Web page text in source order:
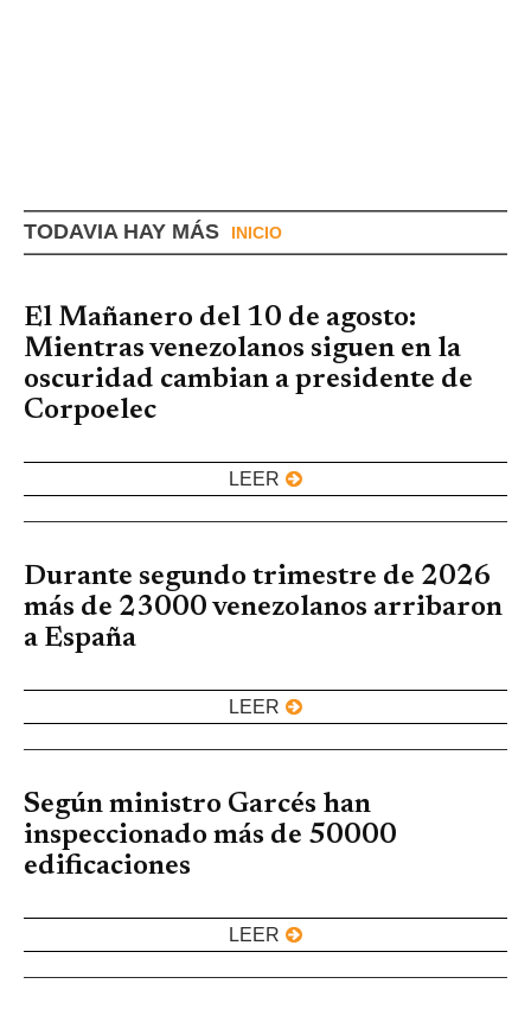
TODAVIA HAY MÁS INICIO
El Mañanero del 10 de agosto:
Mientras venezolanos siguen en la
oscuridad cambian a presidente de
Corpoelec
LEER
Durante segundo trimestre de 2026
más de 23000 venezolanos arribaron
a España
LEER
Según ministro Garcés han
inspeccionado más de 50000
edificaciones
LEER